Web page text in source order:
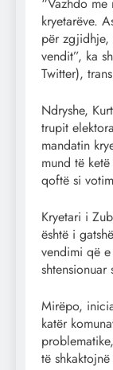
kryetarëve.
për
vendit”, ka
Twitter),
Ndryshe,
trupit
mandatin
mund të
qoftë si
Kryetari i
është i
vendimi që
Mirëpo,
katër
të